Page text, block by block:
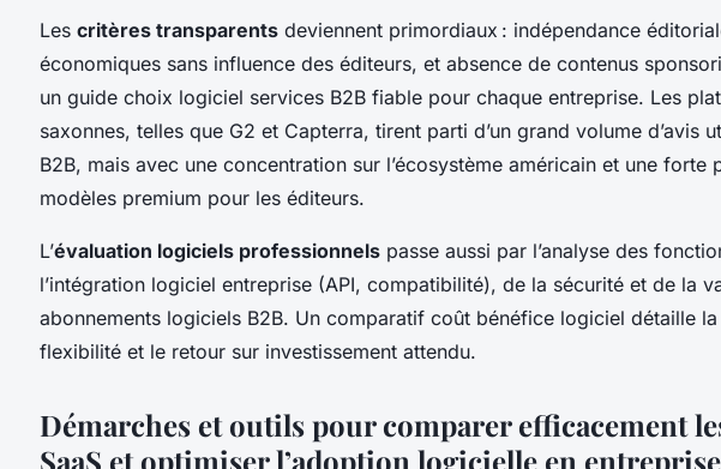
Les critères transparents deviennent primordiaux : indépendance
économiques sans influence des éditeurs, et absence de contenus
un guide choix logiciel services B2B fiable pour chaque entreprise. Les
saxonnes, telles que G2 et Capterra, tirent parti d’un grand volume d’avis
B2B, mais avec une concentration sur l’écosystème américain et une forte
modèles premium pour les éditeurs.
L’évaluation logiciels professionnels passe aussi par l’analyse des
l’intégration logiciel entreprise (API, compatibilité), de la sécurité et de la
abonnements logiciels B2B. Un comparatif coût bénéfice logiciel détaille
flexibilité et le retour sur investissement attendu.
Démarches et outils pour comparer efficacement
SaaS et optimiser l’adoption logicielle en entreprise